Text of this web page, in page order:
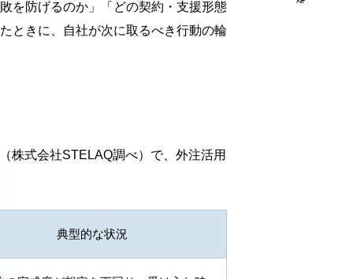
を防げるのか」「どの契約・支援形態
ときに、自社が次に取るべき行動の輪
株式会社STELAQ調べ）で、外注活用
典型的な状況